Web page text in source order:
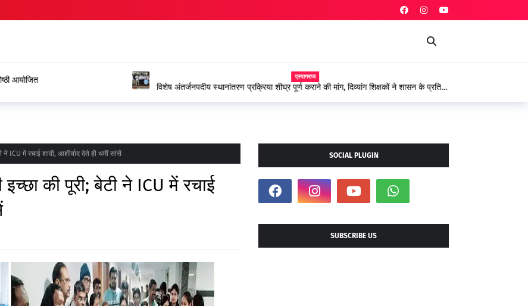
आयोजित प्रयागराज
विशेष अंतर्जनपदीय स्थानांतरण प्रक्रिया शीघ्र पूर्ण कराने की मांग, दिव्यांग शिक्षकों ने शासन के प्रति
ICU में रचाई शादी, आशीर्वाद देते ही थमीं सांसें
की पूरी; बेटी ने ICU में रचाई
SOCIAL PLUGIN
SUBSCRIBE US